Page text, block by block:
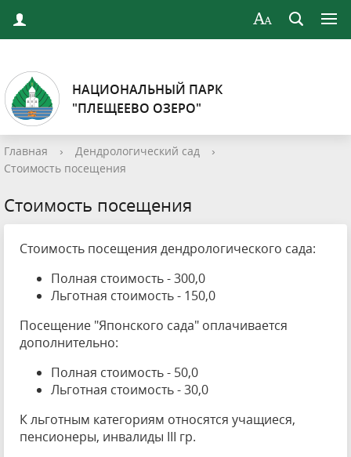
НАЦИОНАЛЬНЫЙ ПАРК
"ПЛЕЩЕЕВО ОЗЕРО"
Главная › Дендрологический сад
›
Стоимость посещения
Стоимость посещения
Стоимость посещения дендрологического сада:
Полная стоимость - 300,0
Льготная стоимость - 150,0
Посещение "Японского сада" оплачивается
дополнительно:
Полная стоимость - 50,0
Льготная стоимость - 30,0
К льготным категориям относятся учащиеся,
пенсионеры, инвалиды III гр.